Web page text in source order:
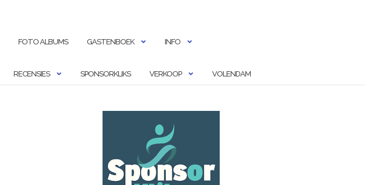
FOTO ALBUMS GASTENBOEK INFO
RECENSIES SPONSORKLIKS VERKOOP VOLENDAM